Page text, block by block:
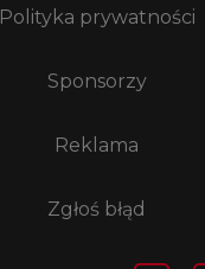
Polityka prywatności
Sponsorzy
Reklama
Zgłoś błąd